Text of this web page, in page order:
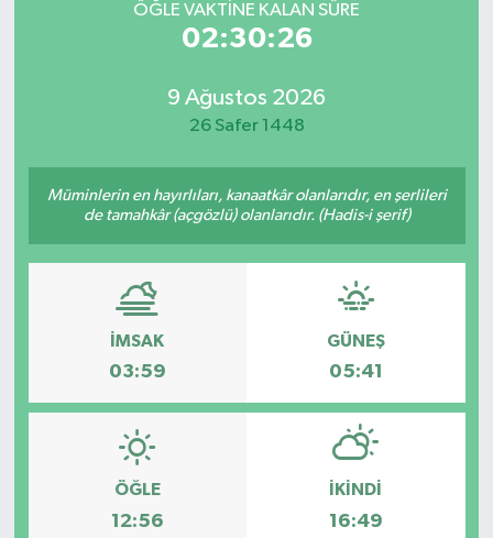
ÖĞLE VAKTINE KALAN SÜRE
02:30:26
9 Ağustos 2026
26 Safer 1448
Müminlerin en hayırlıları, kanaatkâr olanlarıdır, en şerlileri
de tamahkâr (açgözlü) olanlarıdır. (Hadis-i şerif)
İMSAK
03:59
GÜNEŞ
05:41
ÖĞLE
12:56
İKINDI
16:49